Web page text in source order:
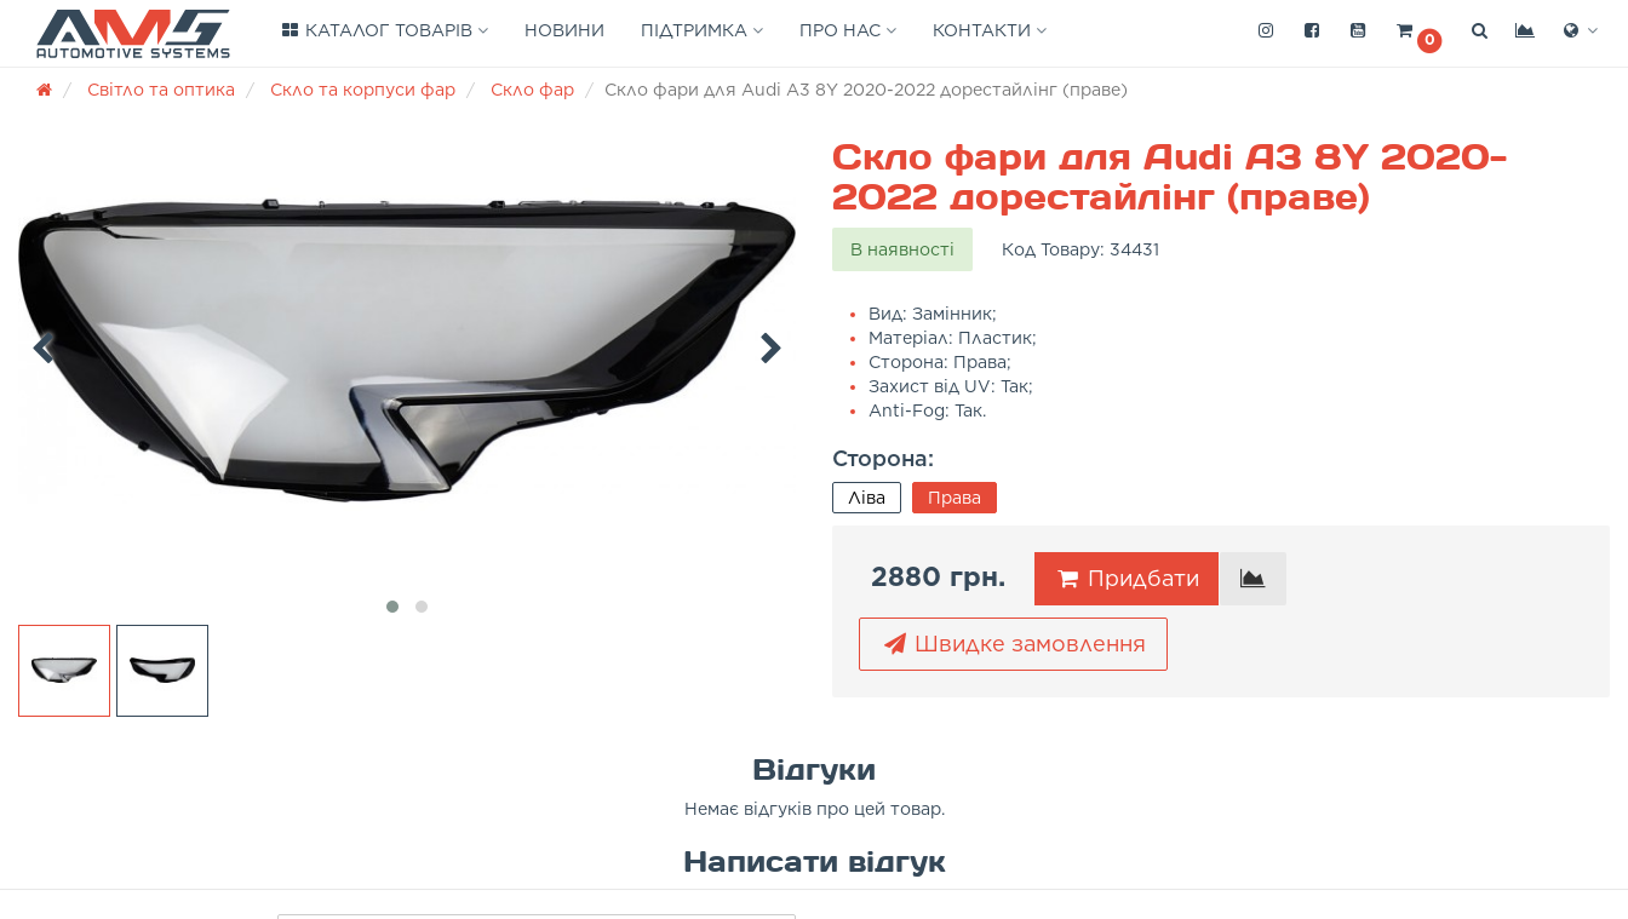
КАТАЛОГ ТОВАРІВ НОВИНИ ПІДТРИМКА ПРО НАС КОНТАКТИ 0
Світло та оптика Скло та корпуси фар Скло фар Скло фари для Audi A3 8Y 2020-2022 дорестайлінг (праве)
Скло фари для Audi A3 8Y 2020-
2022 дорестайлінг (праве)
В наявності Код Товару: 34431
Вид: Замінник;
Матеріал: Пластик;
Сторона: Права;
Захист від UV: Так;
Anti-Fog: Так.
Сторона:
Ліва Права
2880 грн. Придбати
Швидке замовлення
Відгуки
Немає відгуків про цей товар.
Написати відгук